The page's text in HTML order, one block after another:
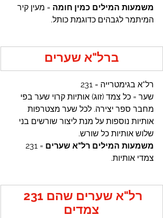
משמעות המילים כמין חומה = מעין קיר
המיתמר לגבהים כדוגמת כותל.
ברל"א שערים
רל"א בגימטרייה = 231
שער = כל צמד (זוג) אותיות קרוי שער בפי
מחבר ספר יצירה. לכל שער מצטרפות
אותיות נוספות על מנת ליצור שורשים בני
שלוש אותיות כל שורש.
משמעות המילים רל"א שערים
צמדי אותיות.
רל"א שערים
צמדים